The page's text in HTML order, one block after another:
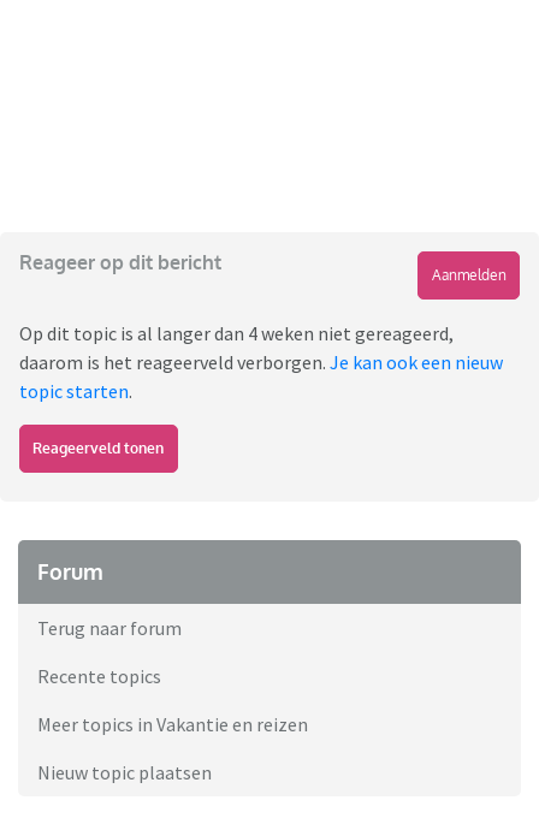
Reageer op dit bericht
Aanmelden
Op dit topic is al langer dan 4 weken niet gereageerd,
daarom is het reageerveld verborgen. Je kan ook een nieuw
topic starten.
Reageerveld tonen
Forum
Terug naar forum
Recente topics
Meer topics in Vakantie en reizen
Nieuw topic plaatsen